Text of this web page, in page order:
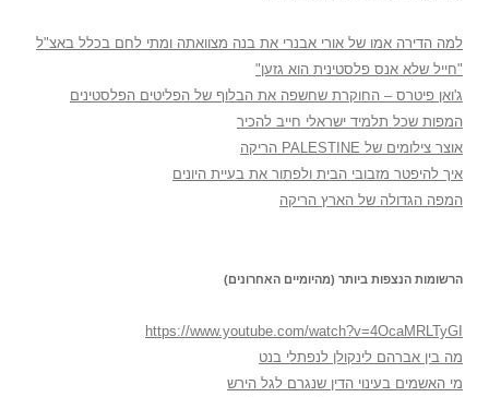
למה הדירה אמו של אורי אבנרי את בנה מצוואתה ומתי לחם בכלל באצ"ל
"חייל שלא אנס פלסטינית הוא גזען"
ג'ואן פיטרס – החוקרת שחשפה את הבלוף של הפליטים הפלסטינים
המפות שכל תלמיד ישראלי חייב להכיר
אוצר צילומים של PALESTINE הריקה
איך להיפטר מזבובי הבית ולפתור את בעיית היונים
המפה הגדולה של הארץ הריקה
הרשומות הנצפות ביותר (מהיומיים האחרונים)
https://www.youtube.com/watch?v=4OcaMRLTyGI
מה בין אברהם לינקולן לנפתלי בנט
מי האשמים בעינוי הדין שנגרם לגל הירש